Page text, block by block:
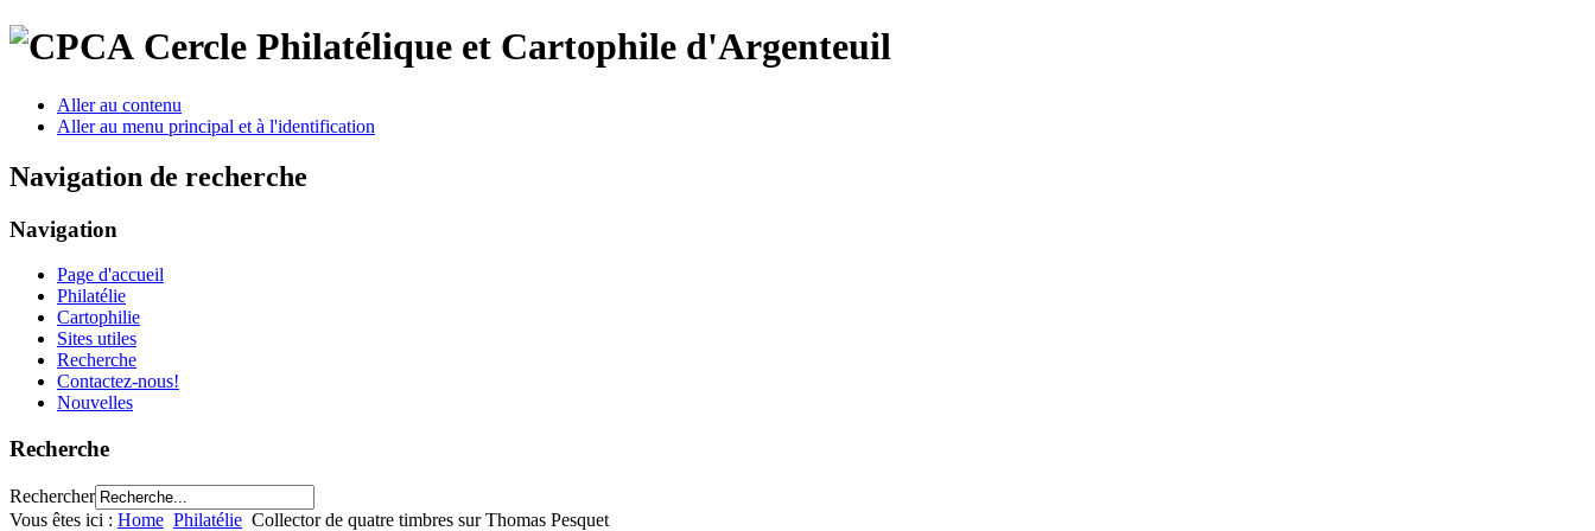
Cercle Philatélique et Cartophile d'Argenteuil
Aller au contenu
Aller au menu principal et à l'identification
Navigation de recherche
Navigation
Page d'accueil
Philatélie
Cartophilie
Sites utiles
Recherche
Contactez-nous!
Nouvelles
Recherche
Rechercher
Vous êtes ici : Home Philatélie Collector de quatre timbres sur Thomas Pesquet